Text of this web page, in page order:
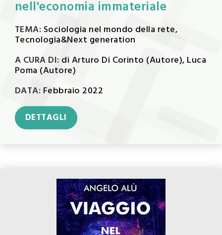
nell'economia immateriale
TEMA: Sociologia nel mondo della rete,
Tecnologia&Next generation
A CURA DI: di Arturo Di Corinto (Autore), Luca
Poma (Autore)
DATA: Febbraio 2022
DETTAGLI